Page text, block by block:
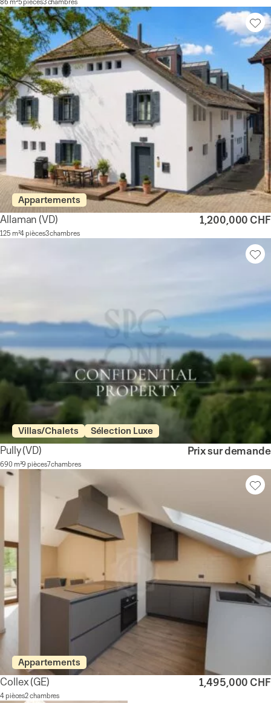
Appartements
Allaman (VD)
125 m²4 pièces3 chambres
1,200,000 CHF
Villas/Chalets Sélection Luxe
Pully(VD)
690 m²9 pièces7 chambres
Prix sur demande
Appartements
Collex(GE)
4 pièces2 chambres
1,495,000 CHF